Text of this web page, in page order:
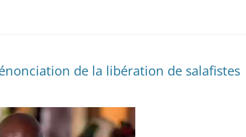
de la libération de salafistes